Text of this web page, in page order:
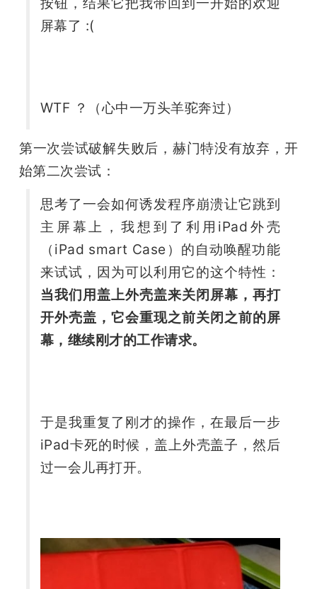
屏幕了 :(
WTF ？（心中一万头羊驼奔过）
第一次尝试破解失败后，赫门特没有放弃，开
始第二次尝试：
思考了一会如何诱发程序崩溃让它跳到
主屏幕上，我想到了利用iPad外壳
（iPad smart Case）的自动唤醒功能
来试试，因为可以利用它的这个特性：
当我们用盖上外壳盖来关闭屏幕，再打
开外壳盖，它会重现之前关闭之前的屏
幕，继续刚才的工作请求。
于是我重复了刚才的操作，在最后一步
iPad卡死的时候，盖上外壳盖子，然后
过一会儿再打开。